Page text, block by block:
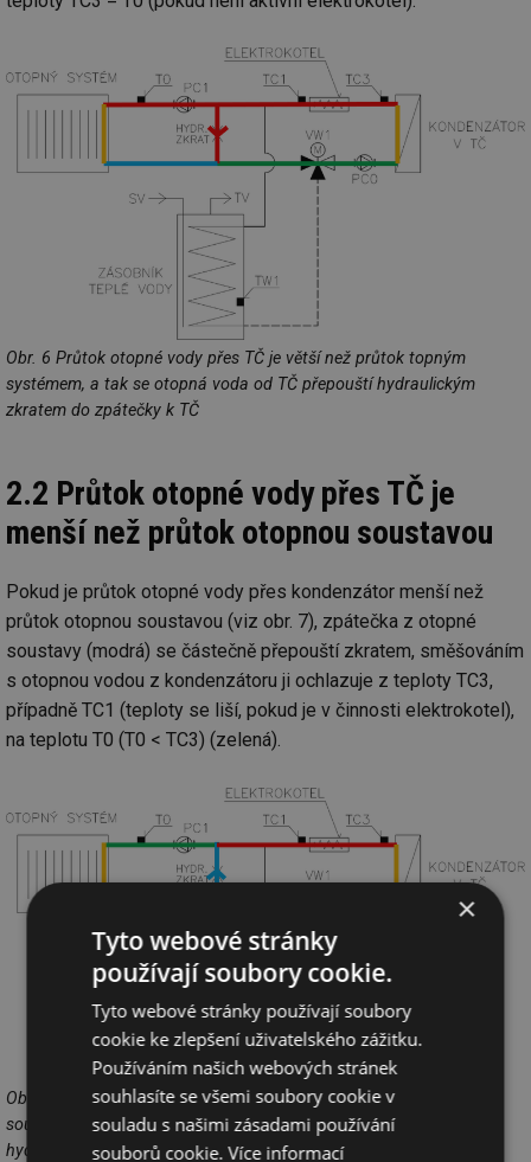
Obr. 6 Průtok otopné vody přes TČ je větší než průtok topným
systémem, a tak se otopná voda od TČ přepouští hydraulickým
zkratem do zpátečky k TČ
2.2 Průtok otopné vody přes TČ je
menší než průtok otopnou soustavou
Pokud je průtok otopné vody přes kondenzátor menší než
průtok otopnou soustavou (viz obr. 7), zpátečka z otopné
soustavy (modrá) se částečně přepouští zkratem, směšováním
s otopnou vodou z kondenzátoru ji ochlazuje z teploty TC3,
případně TC1 (teploty se liší, pokud je v činnosti elektrokotel),
na teplotu T0 (T0 < TC3) (zelená).
Obr. 7 Průtok otopné vody přes TČ je menší než průtok otopnou
soustavou, a tak se zpátečka z topného systému přepouští
hydraulickým zkratem do přívodu
×
Tyto webové stránky
používají soubory cookie.
Tyto webové stránky používají soubory
cookie ke zlepšení uživatelského zážitku.
Používáním našich webových stránek
souhlasíte se všemi soubory cookie v
souladu s našimi zásadami používání
souborů cookie.Více informací